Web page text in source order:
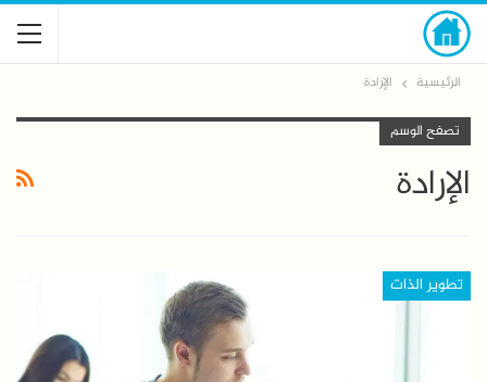
الرئيسية الإرادة
تصفح الوسم
الإرادة
تطوير الذات